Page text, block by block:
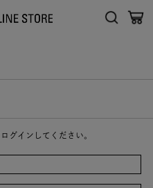
グインしてください。